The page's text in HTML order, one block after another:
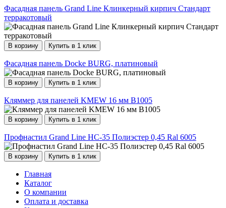
Фасадная панель Grand Line Клинкерный кирпич Стандарт
терракотовый
В корзину Купить в 1 клик
Фасадная панель Docke BURG, платиновый
В корзину Купить в 1 клик
Кляммер для панелей KMEW 16 мм B1005
В корзину Купить в 1 клик
Профнастил Grand Line НС-35 Полиэстер 0,45 Ral 6005
В корзину Купить в 1 клик
Главная
Каталог
О компании
Оплата и доставка